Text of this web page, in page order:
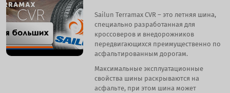
Sailun Terramax CVR – это летняя шина,
специально разработанная для
кроссоверов и внедорожников
передвигающихся преимущественно по
асфальтированным дорогам.
Максимальные эксплуатационные
свойства шины раскрываются на
асфальте, при этом шина может